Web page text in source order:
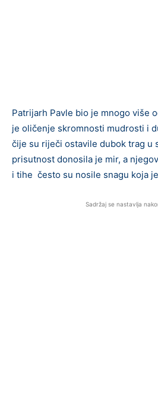
Patrijarh Pavle bio je mnogo više
je oličenje skromnosti mudrosti i
čije su riječi ostavile dubok trag u
prisutnost donosila je mir, a
i tihe često su nosile snagu koja
Sadržaj se nastavlja